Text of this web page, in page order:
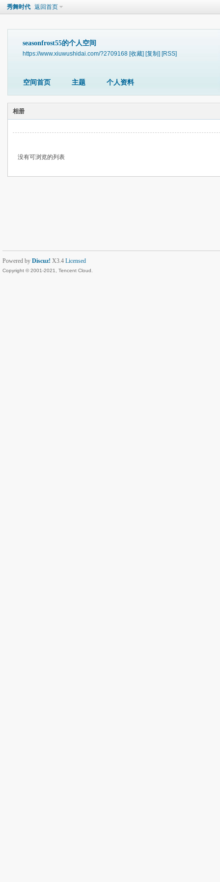
秀舞时代 返回首页
seasonfrost55的个人空间
https://www.xiuwushidai.com/?2709168 [收藏] [复制] [RSS]
空间首页 主题 个人资料
相册
没有可浏览的列表
Powered by Discuz! X3.4 Licensed
Copyright © 2001-2021, Tencent Cloud.